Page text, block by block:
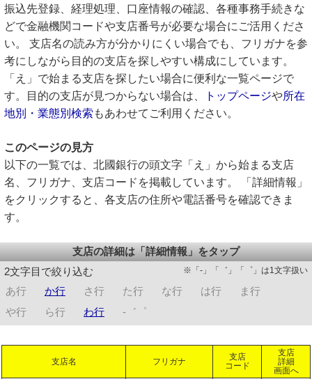
振込先登録、経理処理、口座情報の確認、各種事務手続きな
どで金融機関コードや支店番号が必要な場合にご活用くださ
い。 支店名の読み方が分かりにくい場合でも、フリガナを参
考にしながら目的の支店を探しやすい構成にしています。
「え」で始まる支店を探したい場合に便利な一覧ページで
す。目的の支店が見つからない場合は、
トップページや所在
地別・業態別検索 もあわせてご利用ください。
このページの見方
以下の一覧では、北國銀行の頭文字「え」から始まる支店
名、フリガナ、支店コードを掲載しています。 「詳細情報」
をクリックすると、各支店の住所や電話番号を確認できま
す。
支店の詳細は「詳細情報」をタップ
2文字目で絞り込む
※「-」「゛」「゜」は1文字扱い
あ行 か行 さ行 た行 な行 は行
ま行
や行
ら行 わ行 -゛゜
支店名 フリガナ
支店
コード
支店
詳細
画面へ